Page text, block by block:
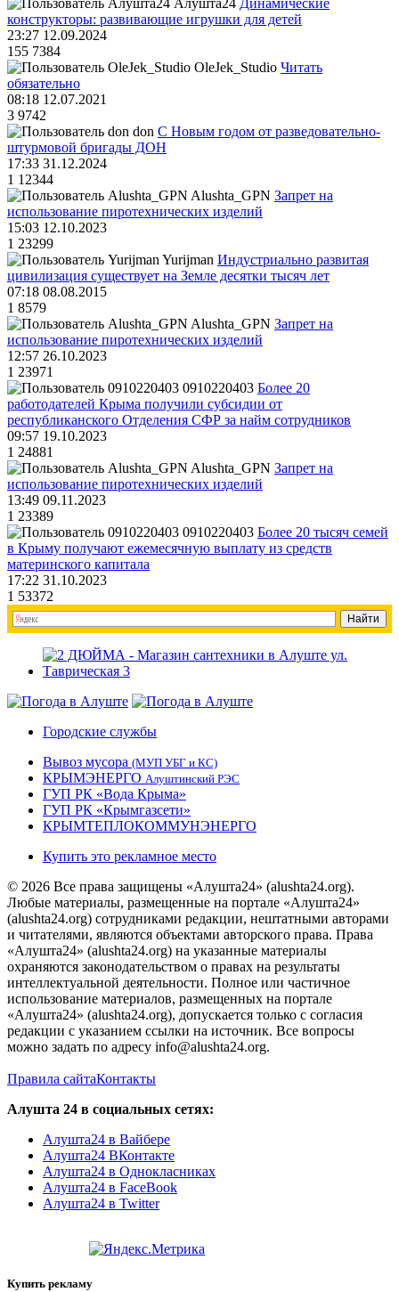
Алушта24 Динамические
конструкторы: развивающие игрушки для детей
23:27 12.09.2024
155 7384
OleJek_Studio Читать
обязательно
08:18 12.07.2021
3 9742
don С Новым годом от разведовательно-
штурмовой бригады ДОН
17:33 31.12.2024
1 12344
Alushta_GPN Запрет на
использование пиротехнических изделий
15:03 12.10.2023
1 23299
Yurijman Индустриально развитая
цивилизация существует на Земле десятки тысяч лет
07:18 08.08.2015
1 8579
Alushta_GPN Запрет на
использование пиротехнических изделий
12:57 26.10.2023
1 23971
0910220403 Более 20
работодателей Крыма получили субсидии от
республиканского Отделения СФР за найм сотрудников
09:57 19.10.2023
1 24881
Alushta_GPN Запрет на
использование пиротехнических изделий
13:49 09.11.2023
1 23389
0910220403 Более 20 тысяч семей
в Крыму получают ежемесячную выплату из средств
материнского капитала
17:22 31.10.2023
1 53372
Городские службы
Вывоз мусора (МУП УБГ и КС)
КРЫМЭНЕРГО Алуштинский РЭС
ГУП РК «Вода Крыма»
ГУП РК «Крымгазсети»
КРЫМТЕПЛОКОММУНЭНЕРГО
Купить это рекламное место
© 2026 Все права защищены «Алушта24» (alushta24.org).
Любые материалы, размещенные на портале «Алушта24»
(alushta24.org) сотрудниками редакции, нештатными авторами
и читателями, являются объектами авторского права. Права
«Алушта24» (alushta24.org) на указанные материалы
охраняются законодательством о правах на результаты
интеллектуальной деятельности. Полное или частичное
использование материалов, размещенных на портале
«Алушта24» (alushta24.org), допускается только с согласия
редакции с указанием ссылки на источник. Все вопросы
можно задать по адресу info@alushta24.org.
Правила сайтаКонтакты
Алушта 24 в социальных сетях:
Алушта24 в Вайбере
Алушта24 ВКонтакте
Алушта24 в Однокласниках
Алушта24 в FaceBook
Алушта24 в Twitter
Купить рекламу